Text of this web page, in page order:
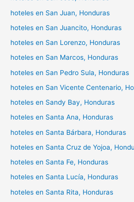
hoteles en San Juan, Honduras
hoteles en San Juancito, Honduras
hoteles en San Lorenzo, Honduras
hoteles en San Marcos, Honduras
hoteles en San Pedro Sula, Honduras
hoteles en San Vicente Centenario,
hoteles en Sandy Bay, Honduras
hoteles en Santa Ana, Honduras
hoteles en Santa Bárbara, Honduras
hoteles en Santa Cruz de Yojoa,
hoteles en Santa Fe, Honduras
hoteles en Santa Lucía, Honduras
hoteles en Santa Rita, Honduras